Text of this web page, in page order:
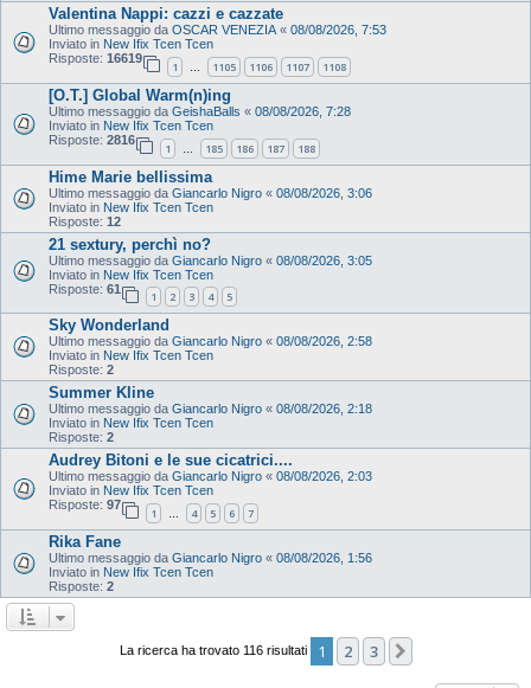
Valentina Nappi: cazzi e cazzate
Ultimo messaggio da OSCAR VENEZIA « 08/08/2026, 7:53
Inviato in New Ifix Tcen Tcen
Risposte: 16619
1 … 1105 1106 1107 1108
[O.T.] Global Warm(n)ing
Ultimo messaggio da GeishaBalls « 08/08/2026, 7:28
Inviato in New Ifix Tcen Tcen
Risposte: 2816
1 … 185 186 187 188
Hime Marie bellissima
Ultimo messaggio da Giancarlo Nigro « 08/08/2026, 3:06
Inviato in New Ifix Tcen Tcen
Risposte: 12
21 sextury, perchì no?
Ultimo messaggio da Giancarlo Nigro « 08/08/2026, 3:05
Inviato in New Ifix Tcen Tcen
Risposte: 61
1 2 3 4 5
Sky Wonderland
Ultimo messaggio da Giancarlo Nigro « 08/08/2026, 2:58
Inviato in New Ifix Tcen Tcen
Risposte: 2
Summer Kline
Ultimo messaggio da Giancarlo Nigro « 08/08/2026, 2:18
Inviato in New Ifix Tcen Tcen
Risposte: 2
Audrey Bitoni e le sue cicatrici....
Ultimo messaggio da Giancarlo Nigro « 08/08/2026, 2:03
Inviato in New Ifix Tcen Tcen
Risposte: 97
1 … 4 5 6 7
Rika Fane
Ultimo messaggio da Giancarlo Nigro « 08/08/2026, 1:56
Inviato in New Ifix Tcen Tcen
Risposte: 2
La ricerca ha trovato 116 risultati 1 2 3